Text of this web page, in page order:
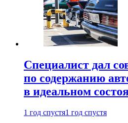
Специалист дал
по содержанию
в идеальном
1 год спустя1 год спустя